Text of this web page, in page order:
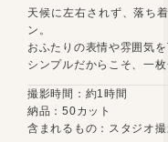
天候に左右されず、落ち
ン。
おふたりの表情や雰囲気を
シンプルだからこそ、一
撮影時間：約1時間
納品：50カット
含まれるもの：スタジオ